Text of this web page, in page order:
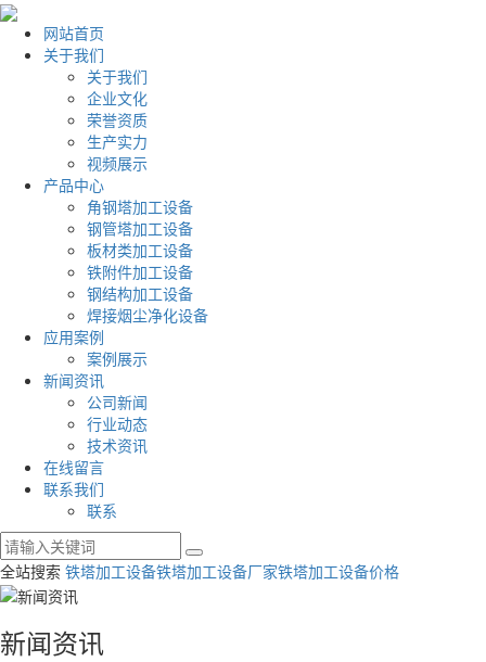
网站首页
关于我们
关于我们
企业文化
荣誉资质
生产实力
视频展示
产品中心
角钢塔加工设备
钢管塔加工设备
板材类加工设备
铁附件加工设备
钢结构加工设备
焊接烟尘净化设备
应用案例
案例展示
新闻资讯
公司新闻
行业动态
技术资讯
在线留言
联系我们
联系
全站搜索 铁塔加工设备铁塔加工设备厂家铁塔加工设备价格
新闻资讯